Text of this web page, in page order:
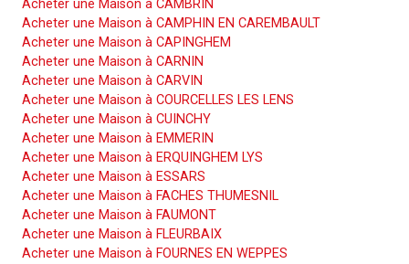
Acheter une Maison à CAMBRIN
Acheter une Maison à CAMPHIN EN CAREMBAULT
Acheter une Maison à CAPINGHEM
Acheter une Maison à CARNIN
Acheter une Maison à CARVIN
Acheter une Maison à COURCELLES LES LENS
Acheter une Maison à CUINCHY
Acheter une Maison à EMMERIN
Acheter une Maison à ERQUINGHEM LYS
Acheter une Maison à ESSARS
Acheter une Maison à FACHES THUMESNIL
Acheter une Maison à FAUMONT
Acheter une Maison à FLEURBAIX
Acheter une Maison à FOURNES EN WEPPES